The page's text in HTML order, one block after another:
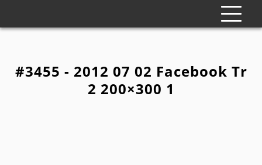
#3455 - 2012 07 02 Facebook Tr
2 200×300 1